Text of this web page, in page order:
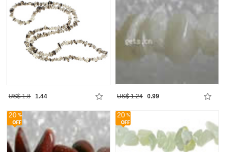
US$ 1.8 1.44 US$ 1.24 0.99
20 20